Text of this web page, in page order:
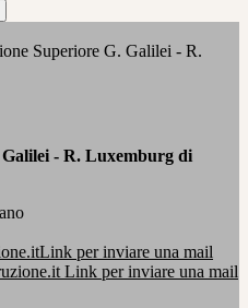
Superiore G. Galilei - R.
- R. Luxemburg di
Link per inviare una mail
Link per inviare una mail